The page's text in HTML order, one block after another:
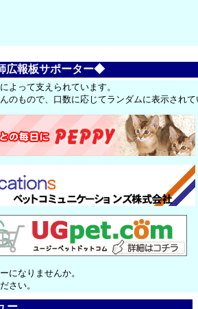
広報板サポーター◆
よって支えられています。
のもので、口数に応じてランダムに表示され
になりませんか。
さい。
ー